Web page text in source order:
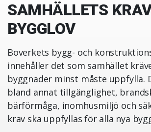
SAMHÄLLETS
BYGGLOV
Boverkets bygg- och
innehåller det som samhället
byggnader minst måste uppfylla.
bland annat tillgänglighet,
bärförmåga, inomhusmiljö och
krav ska uppfyllas för alla nya